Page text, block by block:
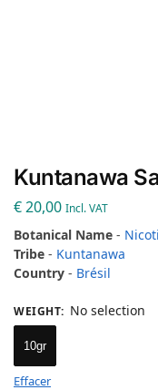
Kuntanawa
€20,00 Incl. VAT
Botanical Name -
Tribe - Kuntanawa
Country - Brésil
WEIGHT: No selection
10gr
Effacer